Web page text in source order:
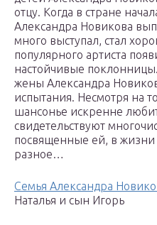
отцу. Когда в стране
Александра Новикова
много выступал, стал
популярного артиста
настойчивые
жены Александра
испытания. Несмотря на
шансонье искренне
свидетельствуют
посвященные ей, в жизни
разное…
Семья Александра
Наталья и сын Игорь